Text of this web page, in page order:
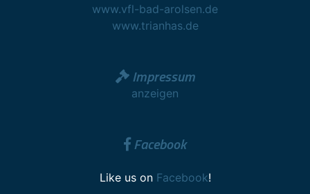
www.vfl-bad-arolsen.de
www.trianhas.de
Impressum
anzeigen
Facebook
Like us on Facebook!